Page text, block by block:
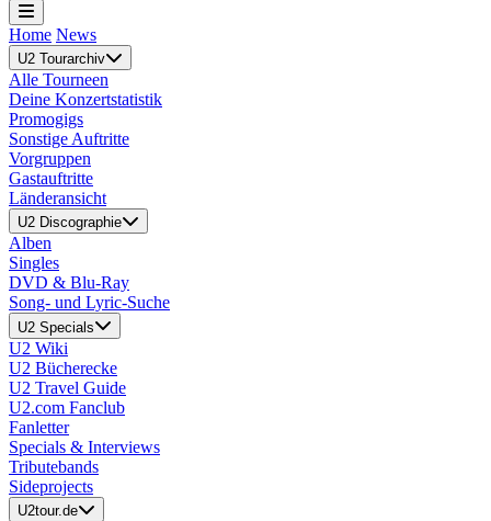
Home News
U2 Tourarchiv
Alle Tourneen
Deine Konzertstatistik
Promogigs
Sonstige Auftritte
Vorgruppen
Gastauftritte
Länderansicht
U2 Discographie
Alben
Singles
DVD & Blu-Ray
Song- und Lyric-Suche
U2 Specials
U2 Wiki
U2 Bücherecke
U2 Travel Guide
U2.com Fanclub
Fanletter
Specials & Interviews
Tributebands
Sideprojects
U2tour.de